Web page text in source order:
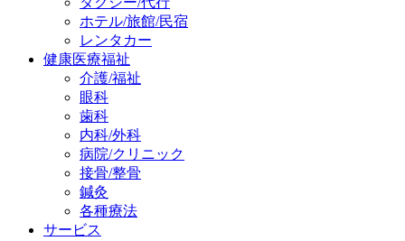
ホテル/旅館/民宿
レンタカー
健康医療福祉
介護/福祉
眼科
歯科
内科/外科
病院/クリニック
接骨/整骨
鍼灸
各種療法
サービス